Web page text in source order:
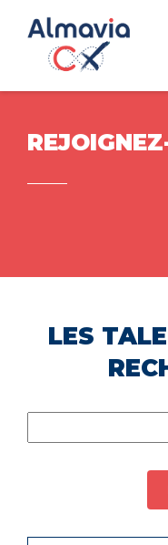
LES